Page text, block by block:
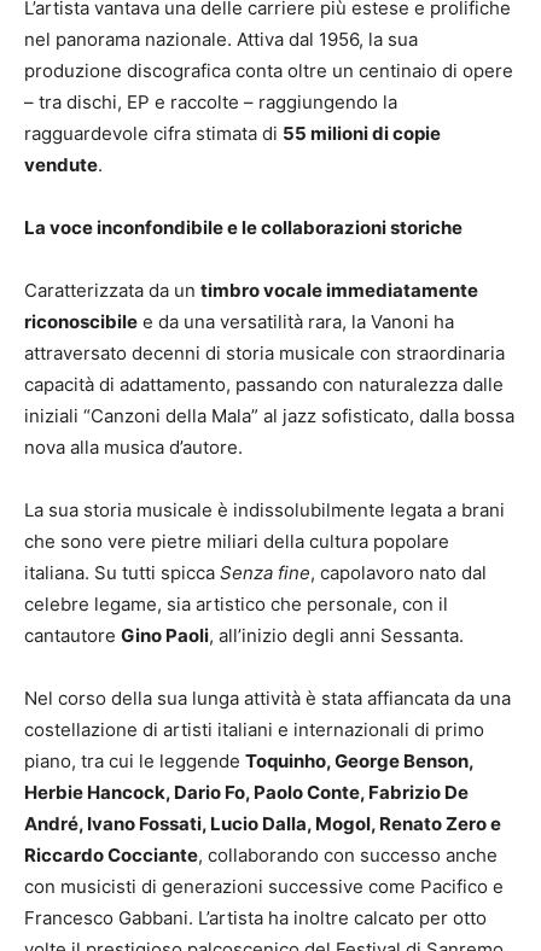
L’artista vantava una delle carriere più estese e prolifiche
nel panorama nazionale. Attiva dal 1956, la sua
produzione discografica conta oltre un centinaio di opere
– tra dischi, EP e raccolte – raggiungendo la
ragguardevole cifra stimata di 55 milioni di copie
vendute.
La voce inconfondibile e le collaborazioni storiche
Caratterizzata da un timbro vocale immediatamente
riconoscibile e da una versatilità rara, la Vanoni ha
attraversato decenni di storia musicale con straordinaria
capacità di adattamento, passando con naturalezza dalle
iniziali “Canzoni della Mala” al jazz sofisticato, dalla bossa
nova alla musica d’autore.
La sua storia musicale è indissolubilmente legata a brani
che sono vere pietre miliari della cultura popolare
italiana. Su tutti spicca Senza fine, capolavoro nato dal
celebre legame, sia artistico che personale, con il
cantautore Gino Paoli, all’inizio degli anni Sessanta.
Nel corso della sua lunga attività è stata affiancata da una
costellazione di artisti italiani e internazionali di primo
piano, tra cui le leggende Toquinho, George Benson,
Herbie Hancock, Dario Fo, Paolo Conte, Fabrizio De
André, Ivano Fossati, Lucio Dalla, Mogol, Renato Zero e
Riccardo Cocciante, collaborando con successo anche
con musicisti di generazioni successive come Pacifico e
Francesco Gabbani. L’artista ha inoltre calcato per otto